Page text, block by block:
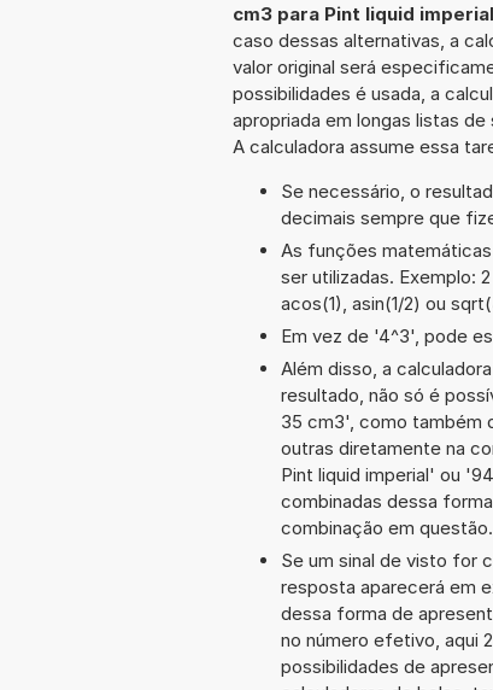
cm3 para Pint liquid imperial
caso dessas alternativas, a
valor original será
possibilidades é usada, a
apropriada em longas listas
A calculadora assume essa
Se necessário, o
decimais sempre que
As funções
ser utilizadas. Exemplo:
acos(1), asin(1/2) ou
Em vez de '4^3', pode
Além disso, a
resultado, não só é
35 cm3', como também
outras diretamente na
Pint liquid imperial' ou
combinadas dessa
combinação em questão.
Se um sinal de visto for
resposta aparecerá em
dessa forma de
no número efetivo, aqui
possibilidades de